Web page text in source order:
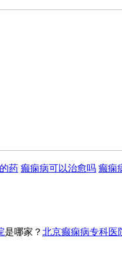
药 癫痫病可以治愈吗 癫痫
是哪家？ 北京癫痫病专科医